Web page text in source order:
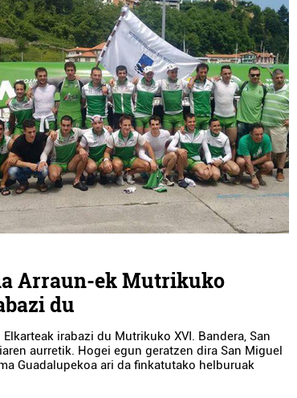
Arraun-ek Mutrikuko
du
irabazi du Mutrikuko XVI. Bandera, San
aurretik. Hogei egun geratzen dira San Miguel
Guadalupekoa ari da finkatutako helburuak